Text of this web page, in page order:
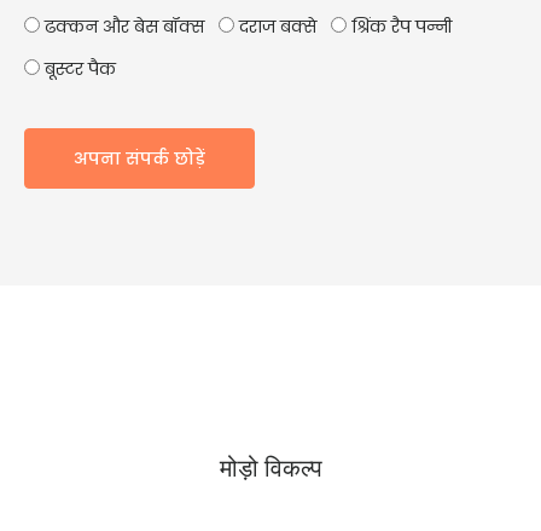
ढक्कन और बेस बॉक्स
दराज बक्से
श्रिंक रैप पन्नी
बूस्टर पैक
अपना संपर्क छोड़ें
मोड़ो विकल्प